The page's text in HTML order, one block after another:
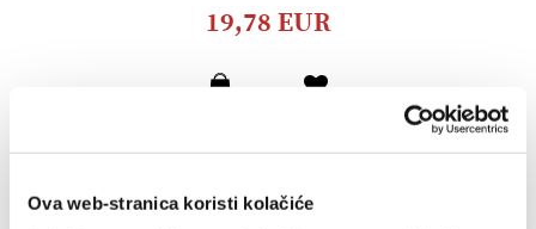
Ova web-stranica koristi kolačiće
19,78 EUR
želja